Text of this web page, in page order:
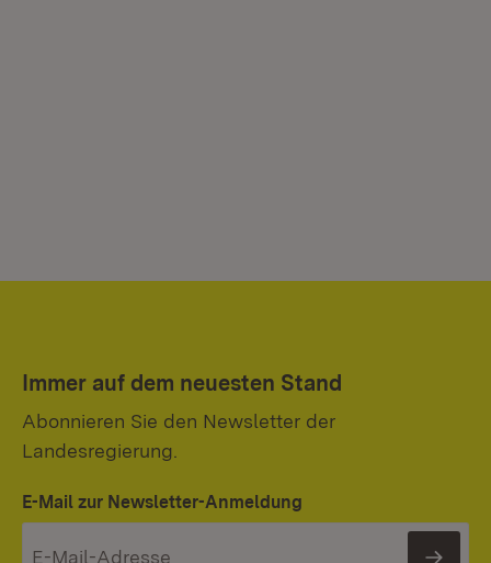
Immer auf dem neuesten Stand
Abonnieren Sie den Newsletter der
Landesregierung.
E-Mail zur Newsletter-Anmeldung